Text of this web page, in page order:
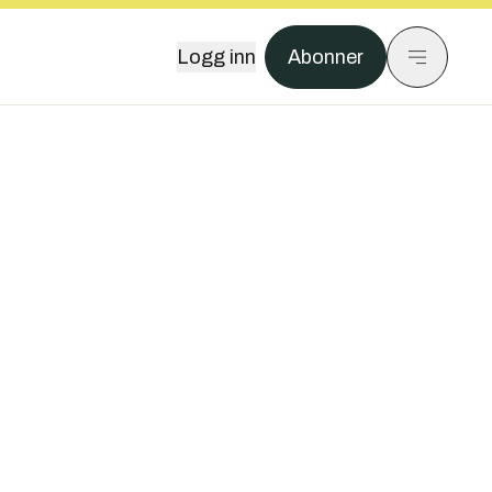
Logg inn Abonner